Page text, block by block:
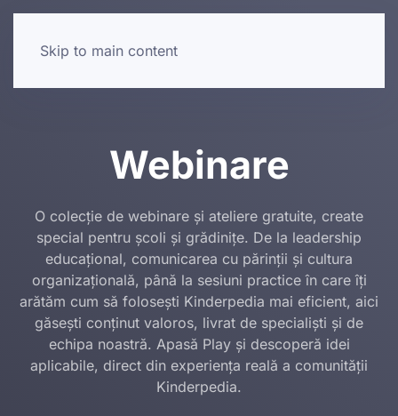
Skip to main content
Webinare
O colecție de webinare și ateliere gratuite, create
special pentru școli și grădinițe. De la leadership
educațional, comunicarea cu părinții și cultura
organizațională, până la sesiuni practice în care îți
arătăm cum să folosești Kinderpedia mai eficient, aici
găsești conținut valoros, livrat de specialiști și de
echipa noastră. Apasă Play și descoperă idei
aplicabile, direct din experiența reală a comunității
Kinderpedia.